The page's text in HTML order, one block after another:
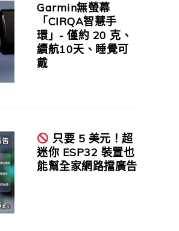
Garmin無螢幕
「CIRQA智慧手
環」- 僅約 20 克、
續航10天、睡覺可
戴
只要 5 美元！超
迷你 ESP32 裝置也
能幫全家網路擋廣告